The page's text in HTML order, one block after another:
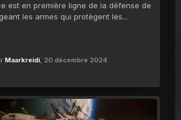
est en première ligne de la défense de
les armes qui protègent les...
Maarkreidi, 20 décembre 2024